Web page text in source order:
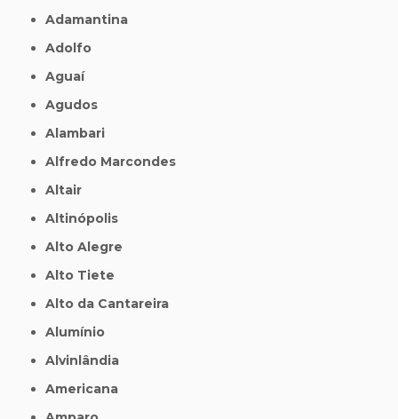
Adamantina
Adolfo
Aguaí
Agudos
Alambari
Alfredo Marcondes
Altair
Altinópolis
Alto Alegre
Alto Tiete
Alto da Cantareira
Alumínio
Alvinlândia
Americana